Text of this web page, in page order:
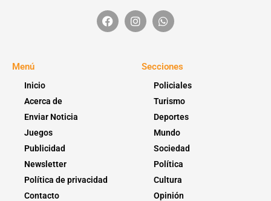
Menú
Inicio
Acerca de
Enviar Noticia
Juegos
Publicidad
Newsletter
Política de privacidad
Contacto
Secciones
Policiales
Turismo
Deportes
Mundo
Sociedad
Política
Cultura
Opinión